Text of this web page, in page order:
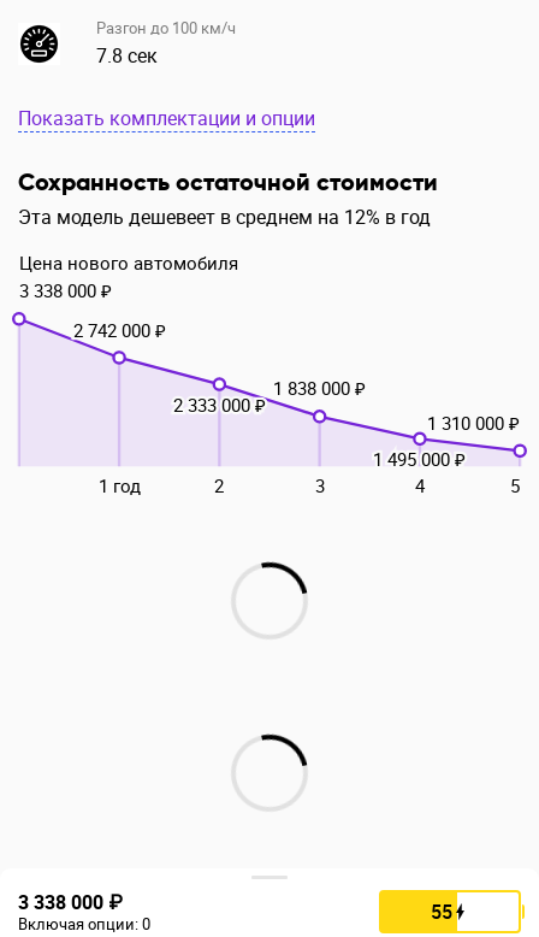
Разгон до 100 км/ч
7.8 сек
Показать комплектации и опции
Сохранность остаточной стоимости
Эта модель дешевеет в среднем на 12% в год
1 год 2 3 4 5
Цена нового автомобиля
3 338 000 ₽
2 742 000 ₽
2 333 000 ₽
1 838 000 ₽
1 495 000 ₽
1 310 000 ₽
3 338 000 ₽
Включая опции:0 55